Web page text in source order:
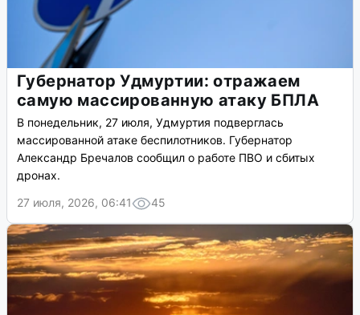
Губернатор Удмуртии: отражаем
самую массированную атаку БПЛА
В понедельник, 27 июля, Удмуртия подверглась
массированной атаке беспилотников. Губернатор
Александр Бречалов сообщил о работе ПВО и сбитых
дронах.
27 июля, 2026, 06:41
45